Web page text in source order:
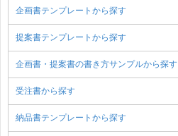
企画書テンプレートから探す
提案書テンプレートから探す
企画書・提案書の書き方サンプルから探す
受注書から探す
納品書テンプレートから探す